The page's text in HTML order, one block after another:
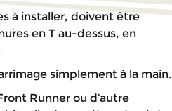
à installer, doivent être
en T au-dessus, en
simplement à la main.
Runner ou d’autre